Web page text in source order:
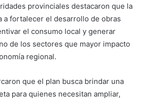
provinciales destacaron que la
a fortalecer el desarrollo de obras
el consumo local y generar
de los sectores que mayor impacto
regional.
que el plan busca brindar una
para quienes necesitan ampliar,